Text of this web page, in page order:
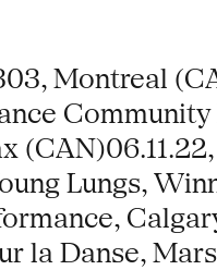
Montreal
Lungs,
la Danse,